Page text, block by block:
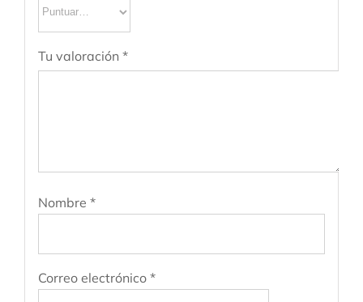
Tu valoración *
Nombre *
Correo electrónico *